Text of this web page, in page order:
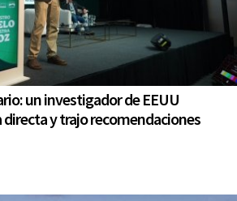
un investigador de EEUU
y trajo recomendaciones